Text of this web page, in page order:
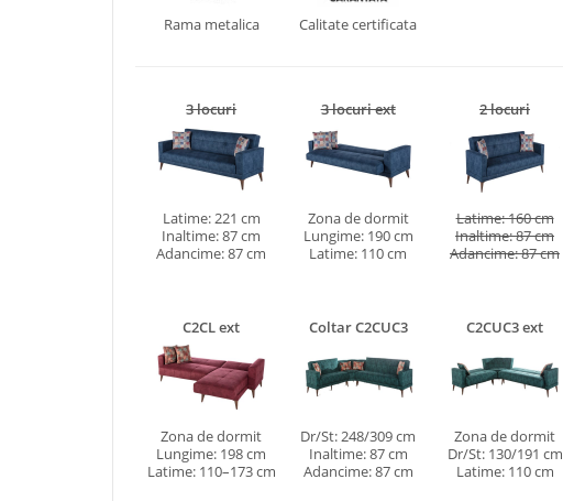
Rama metalica Calitate certificata
3 locuri
Latime: 221 cm
Inaltime: 87 cm
Adancime: 87 cm
3 locuri ext
Zona de dormit
Lungime: 190 cm
Latime: 110 cm
2 locuri
Latime: 160 cm
Inaltime: 87 cm
Adancime: 87 cm
C2CL ext
Zona de dormit
Lungime: 198 cm
Latime: 110–173 cm
Coltar C2CUC3
Dr/St: 248/309 cm
Inaltime: 87 cm
Adancime: 87 cm
C2CUC3 ext
Zona de dormit
Dr/St: 130/191 cm
Latime: 110 cm